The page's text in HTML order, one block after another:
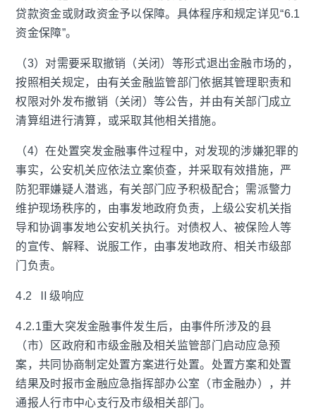
贷款资金或财政资金予以保障。具体程序和规定详见“6.1
资金保障”。
（3）对需要采取撤销（关闭）等形式退出金融市场的，
按照相关规定，由有关金融监管部门依据其管理职责和
权限对外发布撤销（关闭）等公告，并由有关部门成立
清算组进行清算，或采取其他相关措施。
（4）在处置突发金融事件过程中，对发现的涉嫌犯罪的
事实，公安机关应依法立案侦查，并采取有效措施，严
防犯罪嫌疑人潜逃，有关部门应予积极配合；需派警力
维护现场秩序的，由事发地政府负责，上级公安机关指
导和协调事发地公安机关执行。对债权人、被保险人等
的宣传、解释、说服工作，由事发地政府、相关市级部
门负责。
4.2 Ⅱ级响应
4.2.1重大突发金融事件发生后，由事件所涉及的县
（市）区政府和市级金融及相关监管部门启动应急预
案，共同协商制定处置方案进行处置。处置方案和处置
结果及时报市金融应急指挥部办公室（市金融办），并
通报人行市中心支行及市级相关部门。